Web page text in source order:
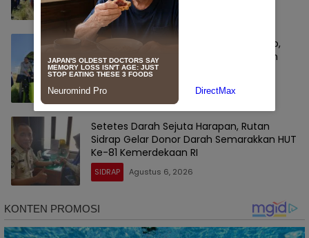
Sidrap Buktikan Tangguh Hadapi El Nino,
Lebih dari 51 Ribu Hektare Sawah Panen
dan PM-AAS Lampaui Target
SIDRAP
Setetes Darah Sejuta Harapan, Rutan
Sidrap Gelar Donor Darah Semarakkan HUT
Ke-81 Kemerdekaan RI
SIDRAP Agustus 6, 2026